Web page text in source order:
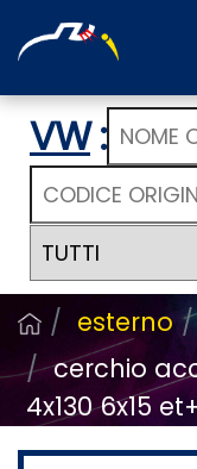
VW:
esterno
cerchio
4x130 6x15